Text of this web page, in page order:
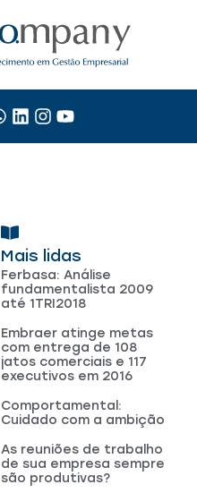
Mais lidas
Ferbasa: Análise
fundamentalista 2009
até 1TRI2018
Embraer atinge metas
com entrega de 108
jatos comerciais e 117
executivos em 2016
Comportamental:
Cuidado com a ambição
As reuniões de trabalho
de sua empresa sempre
são produtivas?